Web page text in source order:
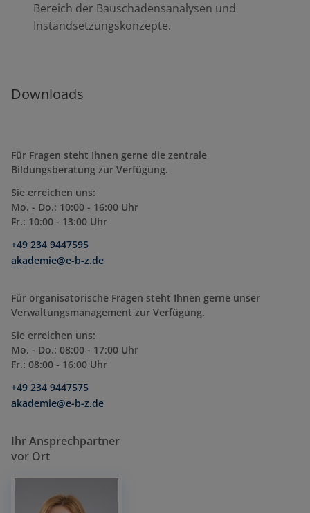
Bereich der Bauschadensanalysen und
Instandsetzungskonzepte.
Downloads
Für Fragen steht Ihnen gerne die zentrale
Bildungsberatung zur Verfügung.
Sie erreichen uns:
Mo. - Do.: 10:00 - 16:00 Uhr
Fr.: 10:00 - 13:00 Uhr
+49 234 9447595
akademie@e-b-z.de
Für organisatorische Fragen steht Ihnen gerne unser
Verwaltungsmanagement zur Verfügung.
Sie erreichen uns:
Mo. - Do.: 08:00 - 17:00 Uhr
Fr.: 08:00 - 16:00 Uhr
+49 234 9447575
akademie@e-b-z.de
Ihr Ansprechpartner
vor Ort